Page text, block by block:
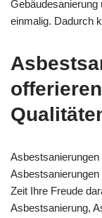
Gebäudesanierung
einmalig. Dadurch
Zeit Ihre Freude
Asbestsanierung,